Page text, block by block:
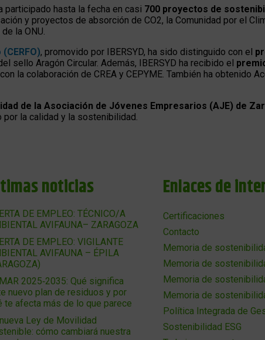
participado hasta la fecha en casi 700 proyectos de
y proyectos de absorción de CO2, la Comunidad por el
la ONU.
, promovido por IBERSYD, ha sido distinguido con el
sello Aragón Circular. Además, IBERSYD ha recibido el
la colaboración de CREA y CEPYME. También ha obtenido
de la Asociación de Jóvenes Empresarios (AJE) de
la calidad y la sostenibilidad.
noticias
DE EMPLEO: TÉCNICO/A
AVIFAUNA– ZARAGOZA
DE EMPLEO: VIGILANTE
AVIFAUNA – ÉPILA
2025‑2035: Qué significa
nuevo plan de residuos y por
te afecta más de lo que parece
Ley de Movilidad
cómo cambiará nuestra
Enlaces de
Certificaciones
Contacto
Memoria de
Memoria de
Memoria de
Memoria de
Política Integrada de
Sostenibilidad ESG